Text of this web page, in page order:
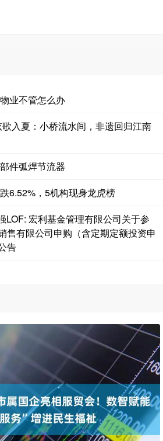
业不管怎么办
入夏：小桥流水间，非遗回归江南
件弧焊节流器
6.52%，5机构现身龙虎榜
LOF: 宏利基金管理有限公司关于参
售有限公司申购（含定期定额投资申
告